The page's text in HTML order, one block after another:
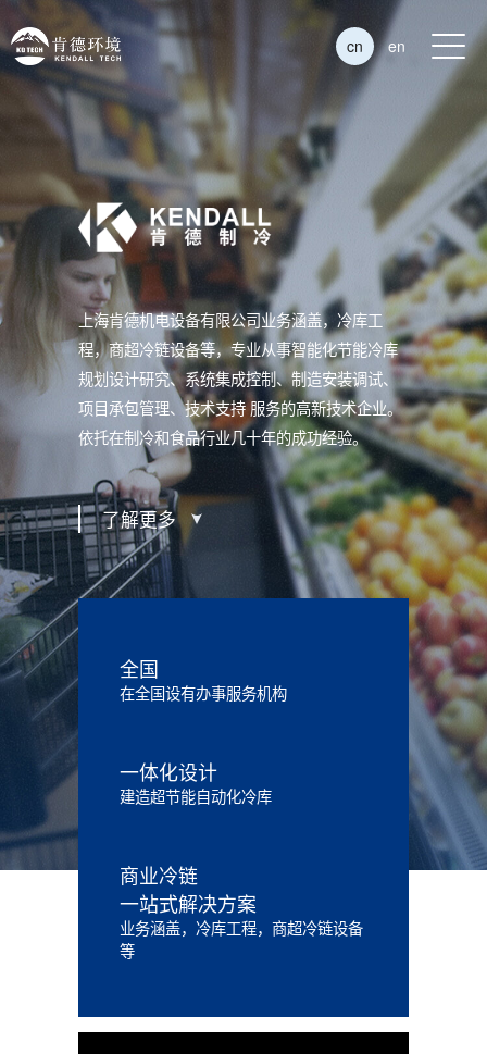
cn en
上海肯德机电设备有限公司业务涵盖，冷库工
程，商超冷链设备等，专业从事智能化节能冷库
规划设计研究、系统集成控制、制造安装调试、
项目承包管理、技术支持 服务的高新技术企业。
依托在制冷和食品行业几十年的成功经验。
了解更多
全国
在全国设有办事服务机构
一体化设计
建造超节能自动化冷库
商业冷链
一站式解决方案
业务涵盖，冷库工程，商超冷链设备
等